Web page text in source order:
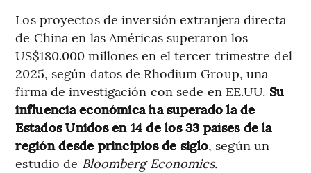
Los proyectos de inversión extranjera directa
de China en las Américas superaron los
US$180.000 millones en el tercer trimestre del
2025, según datos de Rhodium Group, una
firma de investigación con sede en EE.UU. Su
influencia económica ha superado la de
Estados Unidos en 14 de los 33 países de la
región desde principios de siglo, según un
estudio de Bloomberg Economics.